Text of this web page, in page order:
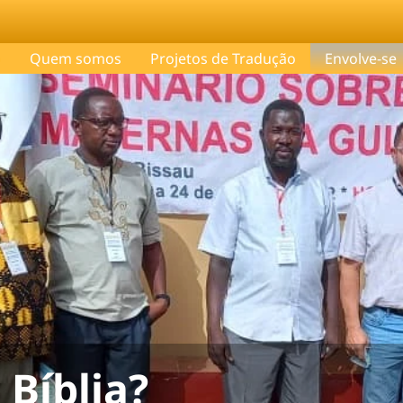
Quem somos Projetos de Tradução Envolve-se